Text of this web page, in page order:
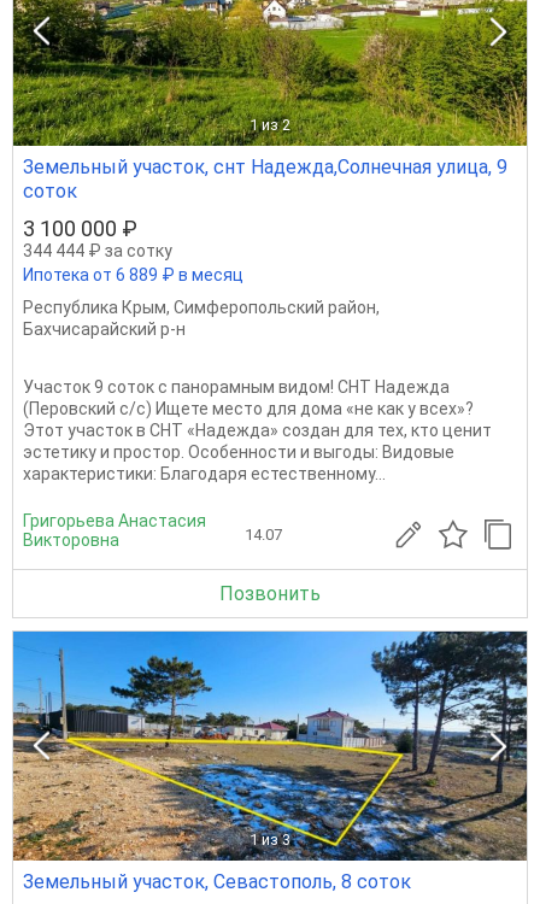
1 из 2
Земельный участок, снт Надежда,Солнечная улица, 9
соток
3 100 000 ₽
344 444 ₽ за сотку
Ипотека от 6 889 ₽ в месяц
Республика Крым, Симферопольский район,
Бахчисарайский р-н
Участок 9 соток с панорамным видом! СНТ Надежда
(Перовский с/с) Ищете место для дома «не как у всех»?
Этот участок в СНТ «Надежда» создан для тех, кто ценит
эстетику и простор. Особенности и выгоды: Видовые
характеристики: Благодаря естественному...
Григорьева Анастасия
Викторовна
14.07
Позвонить
1 из 3
Земельный участок, Севастополь, 8 соток